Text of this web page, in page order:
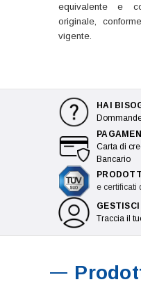
equivalente e
originale,
vigente.
HAI
Carta di
Bancario
e certificati
Traccia il